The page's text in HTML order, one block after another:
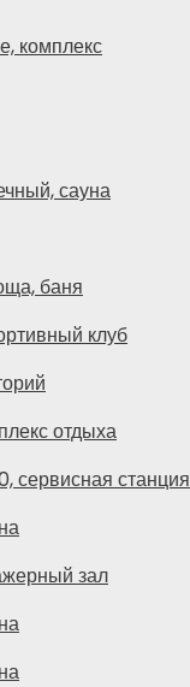
комплекс
сауна
баня
клуб
отдыха
сервисная станция
зал